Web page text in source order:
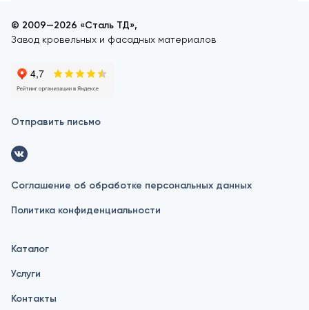
© 2009—2026 «Сталь ТД»,
Завод кровельных и фасадных материалов
Отправить письмо
Соглашение об обработке персональных данных
Политика конфиденциальности
Каталог
Услуги
Контакты